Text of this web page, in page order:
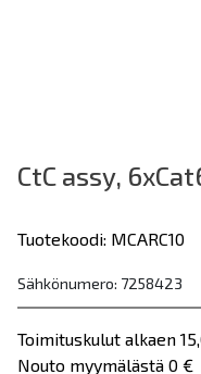
CtC assy,
Tuotekoodi: MCARC10
Sähkönumero: 7258423
Toimituskulut alkaen
Nouto myymälästä 0 €